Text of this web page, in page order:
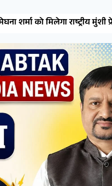
प्रेमचंद साहित्य रत्न सम्मान